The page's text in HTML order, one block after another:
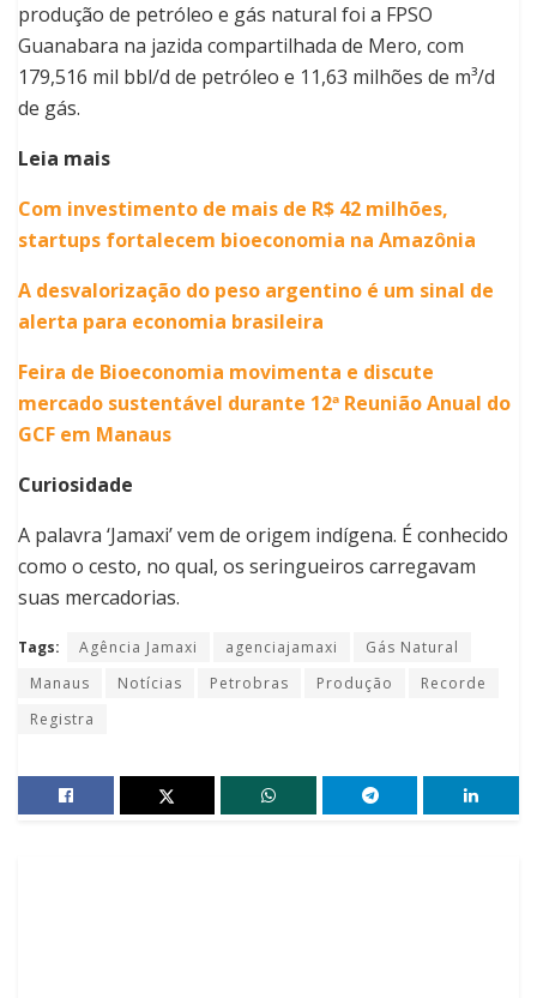
produção de petróleo e gás natural foi a FPSO
Guanabara na jazida compartilhada de Mero, com
179,516 mil bbl/d de petróleo e 11,63 milhões de m³/d
de gás.
Leia mais
Com investimento de mais de R$ 42 milhões,
startups fortalecem bioeconomia na Amazônia
A desvalorização do peso argentino é um sinal de
alerta para economia brasileira
Feira de Bioeconomia movimenta e discute
mercado sustentável durante 12ª Reunião Anual do
GCF em Manaus
Curiosidade
A palavra ‘Jamaxi’ vem de origem indígena. É conhecido
como o cesto, no qual, os seringueiros carregavam
suas mercadorias.
Tags: Agência Jamaxi agenciajamaxi
Gás Natural
Manaus
Notícias Petrobras Produção
Recorde
Registra